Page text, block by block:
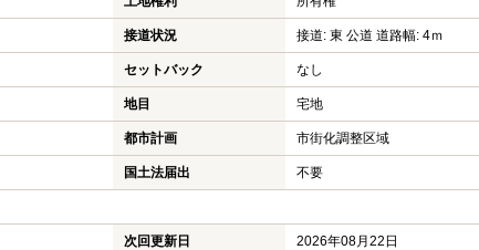
接道状況 接道: 東 公道 道路幅: 4ｍ
セットバック なし
地目 宅地
都市計画 市街化調整区域
国土法届出 不要
次回更新日
2026年08月22日